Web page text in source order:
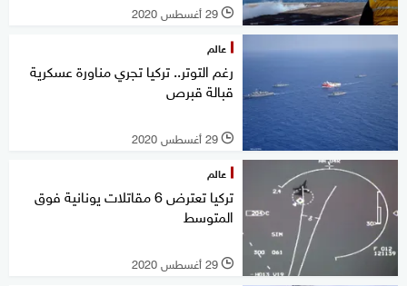
l 29 أغسطس 2020
عالم
رغم التوتر.. تركيا تجري مناورة عسكرية
قبالة قبرص
l 29 أغسطس 2020
عالم
تركيا تعترض 6 مقاتلات يونانية فوق
المتوسط
l 29 أغسطس 2020